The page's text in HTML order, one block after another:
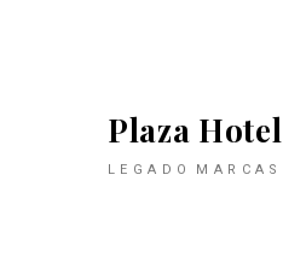
Plaza Hotel
LEGADO MARCAS